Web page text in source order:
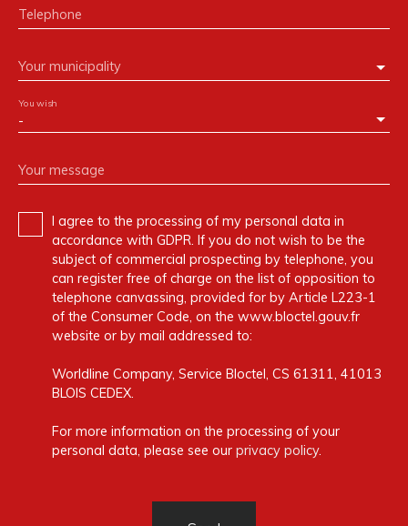
Telephone
Your municipality
-
You wish
Your message
I agree to the processing of my personal data in
accordance with GDPR. If you do not wish to be the
subject of commercial prospecting by telephone, you
can register free of charge on the list of opposition to
telephone canvassing, provided for by Article L223-1
of the Consumer Code, on the www.bloctel.gouv.fr
website or by mail addressed to:
Worldline Company, Service Bloctel, CS 61311, 41013
BLOIS CEDEX.
For more information on the processing of your
personal data, please see our privacy policy.